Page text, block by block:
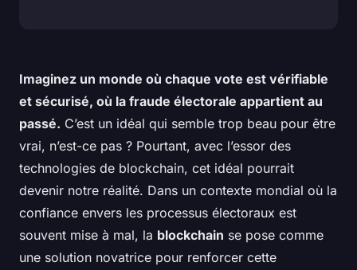
Imaginez un monde où chaque vote est vérifiable
et sécurisé, où la fraude électorale appartient au
passé. C’est un idéal qui semble trop beau pour être
vrai, n’est-ce pas ? Pourtant, avec l’essor des
technologies de blockchain, cet idéal pourrait
devenir notre réalité. Dans un contexte mondial où la
confiance envers les processus électoraux est
souvent mise à mal, la blockchain se pose comme
une solution novatrice pour renforcer cette